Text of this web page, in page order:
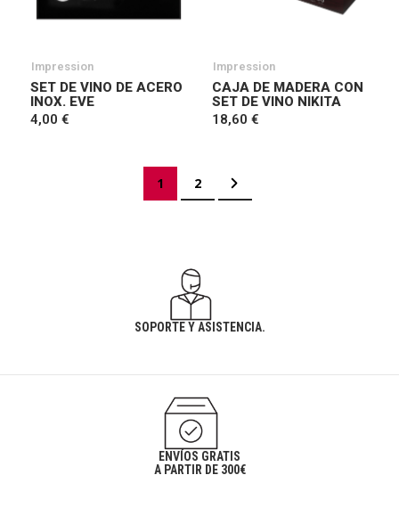
Impression
SET DE VINO DE ACERO
INOX. EVE
4,00 €
Impression
CAJA DE MADERA CON
SET DE VINO NIKITA
18,60 €
Actualmente estás leyendo página
1 Página
2 Página
Siguiente
SOPORTE Y ASISTENCIA.
ENVÍOS GRATIS
A PARTIR DE 300€